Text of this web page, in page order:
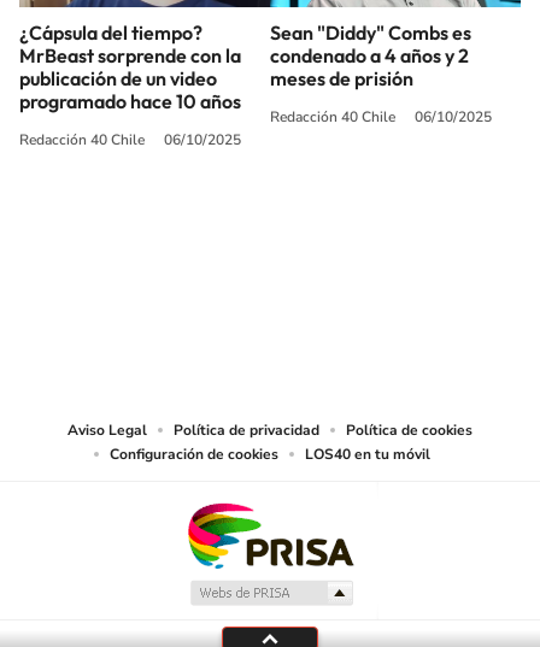
¿Cápsula del tiempo?
MrBeast sorprende con la
publicación de un video
programado hace 10 años
Redacción 40 Chile 06/10/2025
Sean "Diddy" Combs es
condenado a 4 años y 2
meses de prisión
Redacción 40 Chile 06/10/2025
Aviso Legal Política de privacidad
Política de cookies
Configuración de cookies
LOS40 en tu móvil